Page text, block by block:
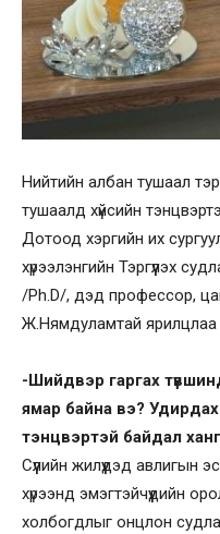
Нийтийн албан тушаал
тушаалд хүйсийн
Дотоод хэргийн их
хүрээлэнгийн Тэргүүлэх
/Ph.D/, дэд профессор,
Ж.Нямдуламтай ярилцлаа
-Шийдвэр гаргах
ямар байна вэ?
тэнцвэртэй байдал
Сүүлийн жилүүдэд авлигын
хүрээнд эмэгтэйчүүдийн
холбогдлыг онцлон